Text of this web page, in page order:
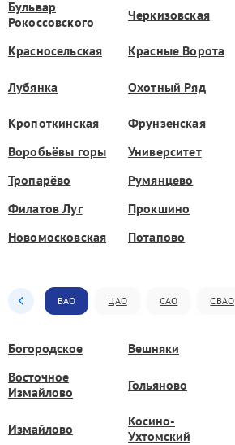
Бульвар
Рокоссовского
Черкизовская
Красносельская
Красные Ворота
Лубянка Охотный Ряд
Кропоткинская
Фрунзенская
Воробьёвы горы
Университет
Тропарёво
Румянцево
Филатов Луг
Прокшино
Новомосковская
Потапово
ВАО ЦАО САО СВАО
Богородское Вешняки
Восточное
Измайлово
Гольяново
Измайлово
Косино-
Ухтомский